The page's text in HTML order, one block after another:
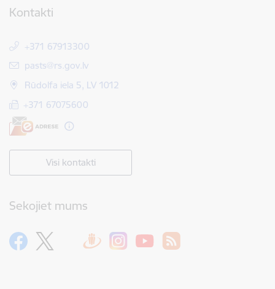
Kontakti
+371 67913300
E-pasts:
pasts@rs.gov.lv
Rūdolfa iela 5, LV 1012
+371 67075600
Visi kontakti
Sekojiet mums